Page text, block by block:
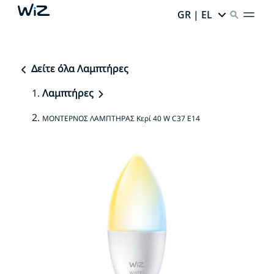
GR | EL
Δείτε όλα Λαμπτήρες
Λαμπτήρες
ΜΟΝΤΕΡΝΟΣ ΛΑΜΠΤΗΡΑΣ Κερί 40 W C37 E14